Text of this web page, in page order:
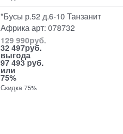
*Бусы р.52 д.6-10 Танзанит
Африка арт: 078732
129 990руб.
32 497руб.
выгода
97 493 руб.
или
75%
Скидка 75%